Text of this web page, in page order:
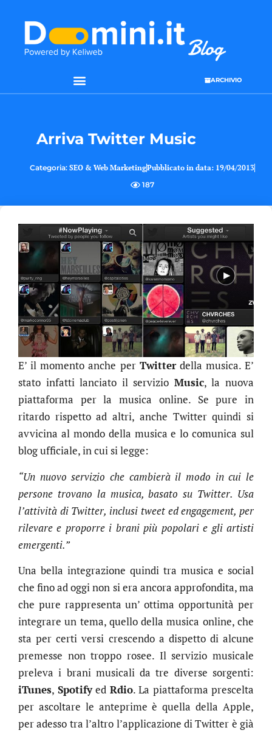
ARCHIVIO
Arriva Twitter Music
Categoria: SEO & Web MarketingPubblicato in data: 19/04/2013
187
E’ il momento anche per Twitterdella musica. E’
stato infatti lanciato il servizio Music, la nuova
piattaforma per la musica online. Se pure in
ritardo rispetto ad altri, anche Twitter quindi si
avvicina al mondo della musica e lo comunica sul
blog ufficiale, in cui si legge:
“Un nuovo servizio che cambierà il modo in cui le
persone trovano la musica, basato su Twitter. Usa
l’attività di Twitter, inclusi tweet ed engagement, per
rilevare e proporre i brani più popolari e gli artisti
emergenti.”
Una bella integrazione quindi tra musica e social
che fino ad oggi non si era ancora approfondita, ma
che pure rappresenta un’ ottima opportunità per
integrare un tema, quello della musica online, che
sta per certi versi crescendo a dispetto di alcune
premesse non troppo rosee. Il servizio musicale
preleva i brani musicali da tre diverse sorgenti:
iTunes, Spotifyed Rdio. La piattaforma prescelta
per ascoltare le anteprime è quella della Apple,
per adesso tra l’altro l’applicazione di Twitter è già